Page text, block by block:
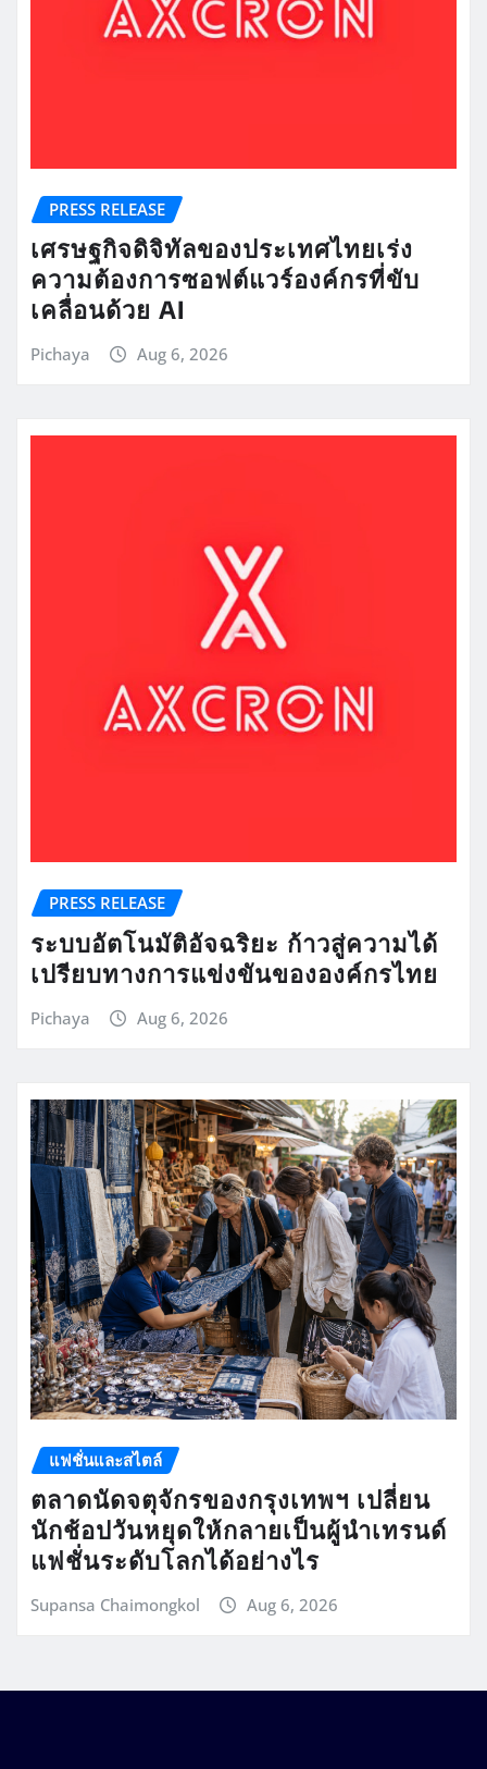
PRESS RELEASE
เศรษฐกิจดิจิทัลของประเทศไทยเร่ง
ความต้องการซอฟต์แวร์องค์กรที่ขับ
เคลื่อนด้วย AI
Pichaya Aug 6, 2026
PRESS RELEASE
ระบบอัตโนมัติอัจฉริยะ ก้าวสู่ความได้
เปรียบทางการแข่งขันขององค์กรไทย
Pichaya Aug 6, 2026
แฟชั่นและสไตล์
ตลาดนัดจตุจักรของกรุงเทพฯ เปลี่ยน
นักช้อปวันหยุดให้กลายเป็นผู้นำเทรนด์
แฟชั่นระดับโลกได้อย่างไร
Supansa Chaimongkol Aug 6, 2026